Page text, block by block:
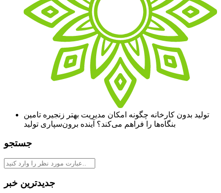
تولید بدون کارخانه چگونه امکان مدیریت بهتر زنجیره تامین
بنگاه‏‏‌ها را فراهم می‌کند؟ آینده برون‏‏‌سپاری تولید
جستجو
جدیدترین خبر